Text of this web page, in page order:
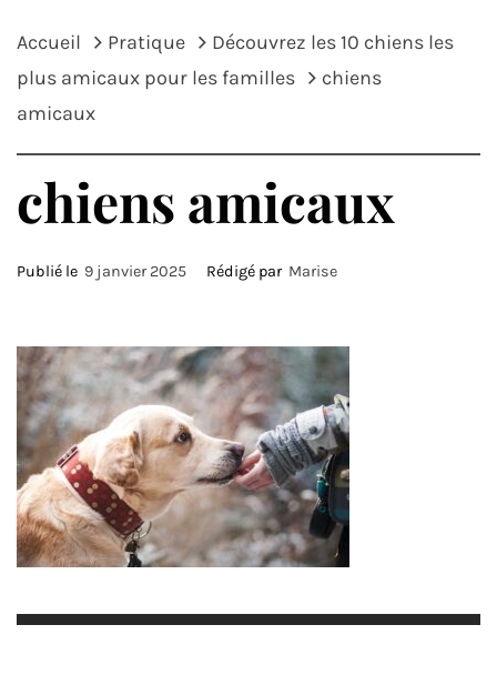
Accueil Pratique
Découvrez les 10 chiens les
plus amicaux pour les familles
chiens
amicaux
chiens amicaux
Publié le 9 janvier 2025 Rédigé par Marise